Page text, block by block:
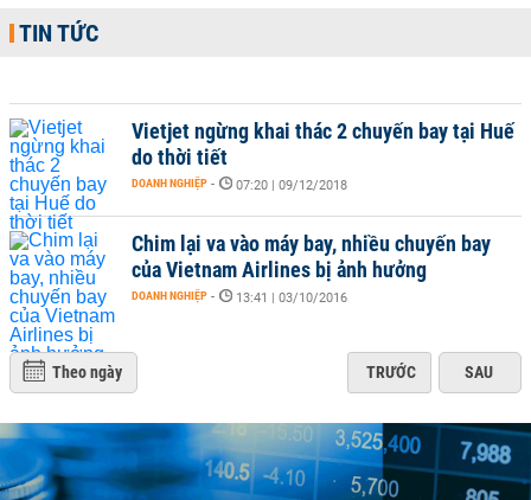
TIN TỨC
Vietjet ngừng khai thác 2 chuyến bay tại Huế
do thời tiết
DOANH NGHIỆP - 07:20 | 09/12/2018
Chim lại va vào máy bay, nhiều chuyến bay
của Vietnam Airlines bị ảnh hưởng
DOANH NGHIỆP - 13:41 | 03/10/2016
Theo ngày TRƯỚC SAU